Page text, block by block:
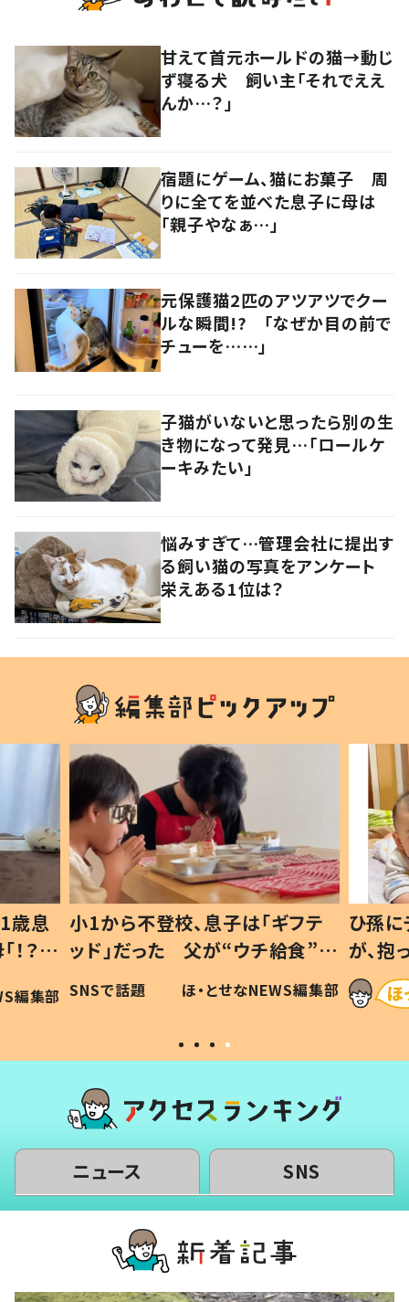
甘えて首元ホールドの猫→動じ
ず寝る犬 飼い主「それでええ
んか…？」
宿題にゲーム、猫にお菓子 周
りに全てを並べた息子に母は
「親子やなぁ…」
元保護猫2匹のアツアツでクー
ルな瞬間!? 「なぜか目の前で
チューを……」
子猫がいないと思ったら別の生
き物になって発見…「ロールケ
ーキみたい」
悩みすぎて…管理会社に提出す
る飼い猫の写真をアンケート
栄えある1位は？
歳息
？」
編集部
小1から不登校、息子は「ギフテ
ッド」だった 父が“ウチ給食”を
作り続ける理由とは #令和の親
#令和の子
SNSで話題 ほ・とせなNEWS編集部
ひ孫
が、
「涙が
い」
ニュース SNS